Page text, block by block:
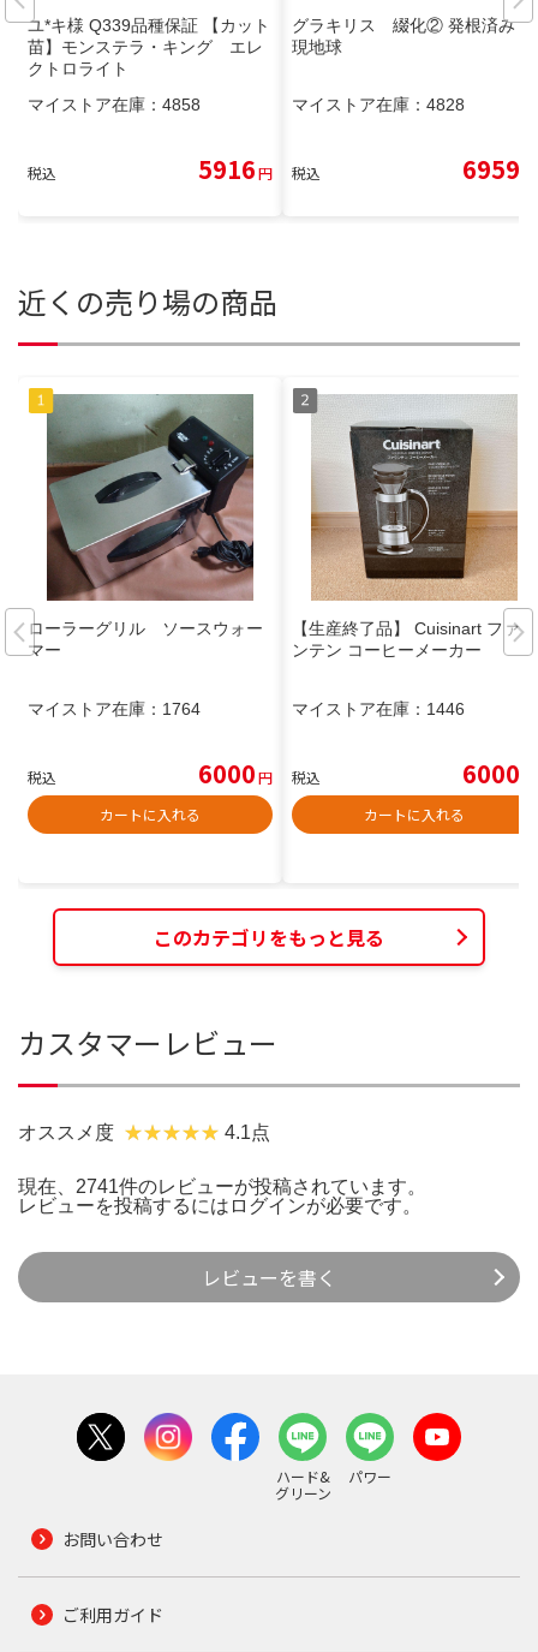
ユ*キ様 Q339品種保証 【カット
苗】モンステラ・キング エレ
クトロライト
マイストア在庫： 4858
税込 5916円
グラキリス 綴化② 発根済み
現地球
マイストア在庫： 4828
税込 6959
近くの売り場の商品
ローラーグリル ソースウォー
マー
マイストア在庫： 1764
税込 6000円
カートに入れる
【生産終了品】 Cuisinart ファウ
ンテン コーヒーメーカー
マイストア在庫： 1446
税込 6000
カートに入れる
このカテゴリをもっと見る
カスタマーレビュー
オススメ度 4.1点
現在、2741件のレビューが投稿されています。
レビューを投稿するには ログインが必要です。
レビューを書く
ハード&
グリーン
パワー
お問い合わせ
ご利用ガイド